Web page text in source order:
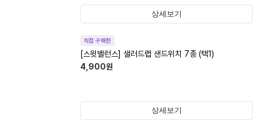
상세보기
직접 구매한
[스윗밸런스] 샐러드랩 샌드위치 7종 (택1)
4,900원
상세보기